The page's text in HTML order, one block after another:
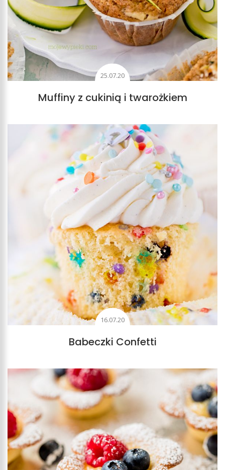
25.07.20
Muffiny z cukinią i twarożkiem
16.07.20
Babeczki Confetti